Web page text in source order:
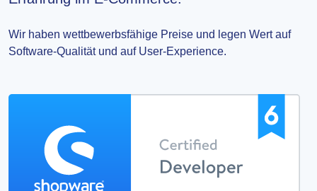
Wir haben wettbewerbsfähige Preise und legen Wert auf
Software-Qualität und auf User-Experience.